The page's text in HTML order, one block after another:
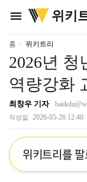
menu
위
키
리
위키
홈 위키트리
2026년
역량강화
최창우 기자
작성일 2026-05-26 12:40
위키트리를